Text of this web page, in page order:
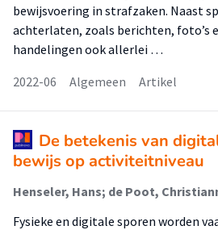
bewijsvoering in strafzaken. Naast
achterlaten, zoals berichten, foto’s
handelingen ook allerlei …
2022-06
Algemeen Artikel
De betekenis van
bewijs op activiteitniveau
Fysieke en digitale sporen worden